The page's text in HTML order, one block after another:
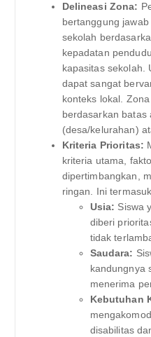
Delineasi Zona:
bertanggung
sekolah
kepadatan
kapasitas sekolah.
dapat sangat
konteks lokal.
berdasarkan batas
(desa/kelurahan)
Kriteria Prioritas:
kriteria utama,
dipertimbangkan,
ringan. Ini
Usia: Siswa
diberi
tidak
Saudara:
kandungnya
menerima
Kebutuhan
disabilitas